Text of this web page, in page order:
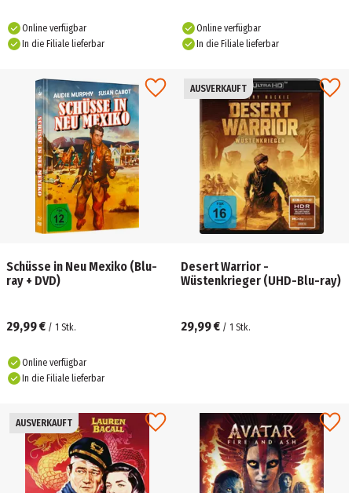
Online verfügbar
In die Filiale lieferbar
Online verfügbar
In die Filiale lieferbar
Schüsse in Neu Mexiko (Blu-
ray + DVD)
29,99 € / 1 Stk.
Online verfügbar
In die Filiale lieferbar
AUSVERKAUFT
Desert Warrior -
Wüstenkrieger (UHD-Blu-ray)
29,99 € / 1 Stk.
AUSVERKAUFT